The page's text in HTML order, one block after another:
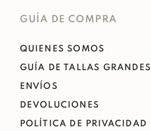
GUÍA DE COMPRA
QUIENES SOMOS
GUÍA DE TALLAS GRANDES
ENVÍOS
DEVOLUCIONES
POLÍTICA DE PRIVACIDAD